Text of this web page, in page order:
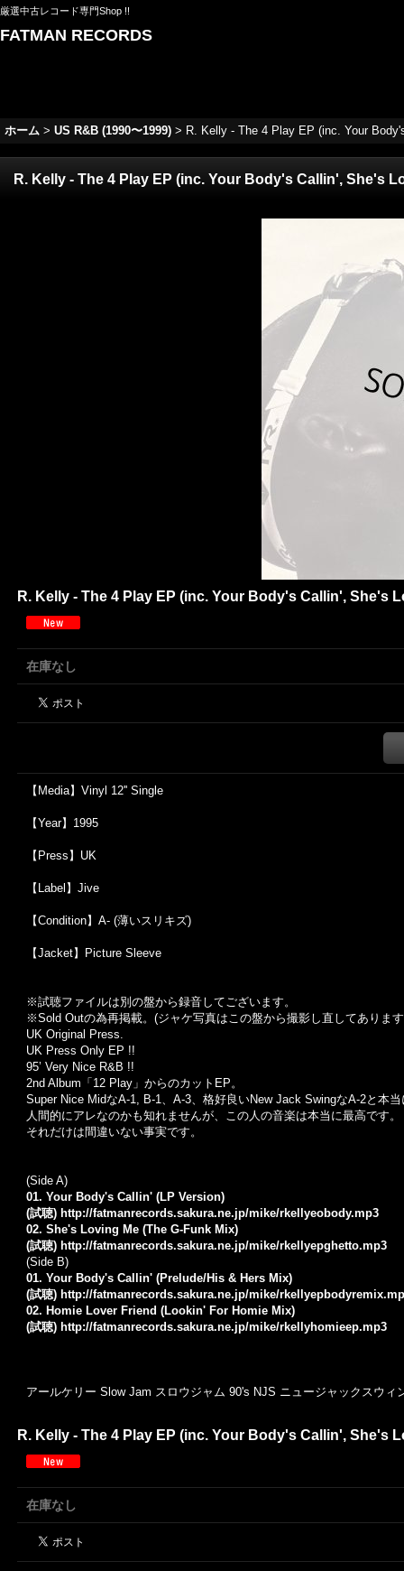
厳選中古レコード専門Shop !!
FATMAN RECORDS
ホーム > US R&B (1990〜1999) > R. Kelly - The 4 Play EP (inc. Your
R. Kelly - The 4 Play EP (inc. Your Body's Callin', She's
R. Kelly - The 4 Play EP (inc. Your Body's Callin', She's
在庫なし
【Media】Vinyl 12'' Single
【Year】1995
【Press】UK
【Label】Jive
【Condition】A- (薄いスリキズ)
【Jacket】Picture Sleeve
※試聴ファイルは別の盤から録音してございます。
※Sold Outの為再掲載。 (ジャケ写真はこの盤から撮影し直してありま
UK Original Press.
UK Press Only EP !!
95’ Very Nice R&B !!
2nd Album「12 Play」からのカットEP。
Super Nice MidなA-1, B-1、A-3、格好良いNew Jack SwingなA-2と本
人間的にアレなのかも知れませんが、この人の音楽は本当に最高です。
それだけは間違いない事実です。
(Side A)
01. Your Body's Callin' (LP Version)
(試聴) http://fatmanrecords.sakura.ne.jp/mike/rkellyeobody.mp3
02. She's Loving Me (The G-Funk Mix)
(試聴) http://fatmanrecords.sakura.ne.jp/mike/rkellyepghetto.mp3
(Side B)
01. Your Body's Callin' (Prelude/His & Hers Mix)
(試聴) http://fatmanrecords.sakura.ne.jp/mike/
02. Homie Lover Friend (Lookin' For Homie Mix)
(試聴) http://fatmanrecords.sakura.ne.jp/mike/rkellyhomieep.mp3
アールケリー Slow Jam スロウジャム 90's NJS ニュージャックスウィ
R. Kelly - The 4 Play EP (inc. Your Body's Callin', She's
在庫なし